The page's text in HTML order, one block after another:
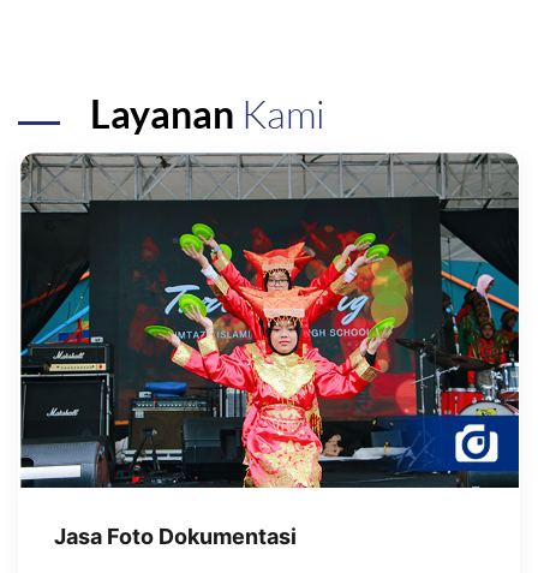
Layanan Kami
Jasa Foto Dokumentasi